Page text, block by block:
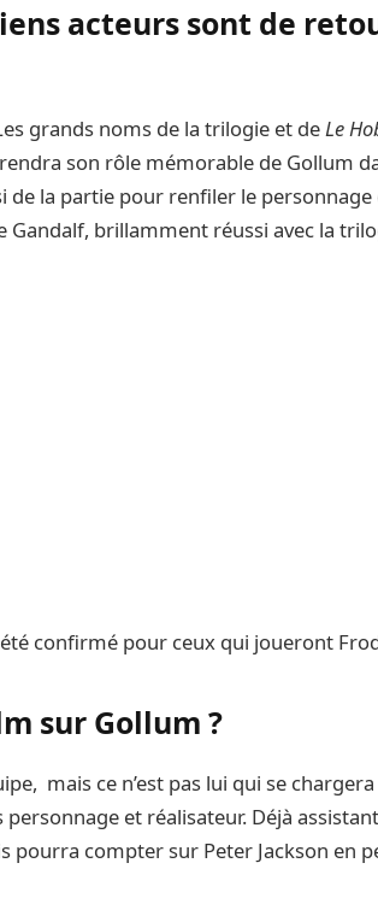
acteurs sont de
grands noms de la trilogie et deLe
son rôle mémorable de Gollum
de la partie pour renfiler le personnage
Gandalf, brillamment réussi avec la
été confirmé pour ceux qui joueront
sur Gollum ?
mais ce n’est pas lui qui se
personnage et réalisateur. Déjà
pourra compter sur Peter Jackson en